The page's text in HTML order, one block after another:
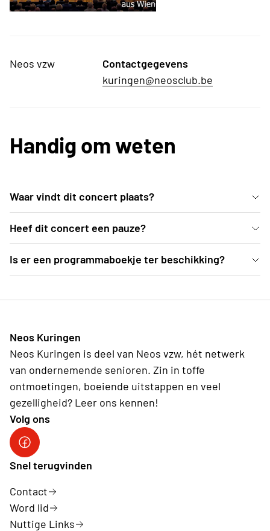
Neos vzw
Contactgegevens
kuringen@neosclub.be
Handig om weten
Waar vindt dit concert plaats?
In de mooie blauwe zaal van deSingel kan je vanuit
comfortabele zetels genieten van dit Weense
concert.
Heef dit concert een pauze?
Ja, er is een pauze voorzien van een 25-tal minuten
Is er een programmaboekje ter beschikking?
Neos Kuringen
Neos Kuringen is deel van Neos vzw, hét netwerk
van ondernemende senioren. Zin in toffe
ontmoetingen, boeiende uitstappen en veel
gezelligheid? Leer ons kennen!
Volg ons
Facebook
Snel terugvinden
Contact
Word lid
Nuttige Links